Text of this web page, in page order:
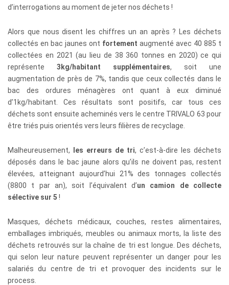
d’interrogations au moment de jeter nos déchets !
Alors que nous disent les chiffres un an après ? Les déchets
collectés en bac jaunes ont fortement augmenté avec 40 885 t
collectées en 2021 (au lieu de 38 360 tonnes en 2020) ce qui
représente 3kg/habitant supplémentaires, soit une
augmentation de près de 7%, tandis que ceux collectés dans le
bac des ordures ménagères ont quant à eux diminué
d’1kg/habitant. Ces résultats sont positifs, car tous ces
déchets sont ensuite acheminés vers le centre TRIVALO 63 pour
être triés puis orientés vers leurs filières de recyclage.
Malheureusement, les erreurs de tri, c’est-à-dire les déchets
déposés dans le bac jaune alors qu’ils ne doivent pas, restent
élevées, atteignant aujourd’hui 21% des tonnages collectés
(8800 t par an), soit l’équivalent d’un camion de collecte
sélective sur 5 !
Masques, déchets médicaux, couches, restes alimentaires,
emballages imbriqués, meubles ou animaux morts, la liste des
déchets retrouvés sur la chaîne de tri est longue. Des déchets,
qui selon leur nature peuvent représenter un danger pour les
salariés du centre de tri et provoquer des incidents sur le
process.